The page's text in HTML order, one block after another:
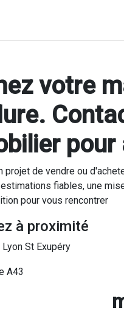
votre
projet de vendre ou
fiables, une
pour vous rencontrer
à proximité
St Exupéry
A43